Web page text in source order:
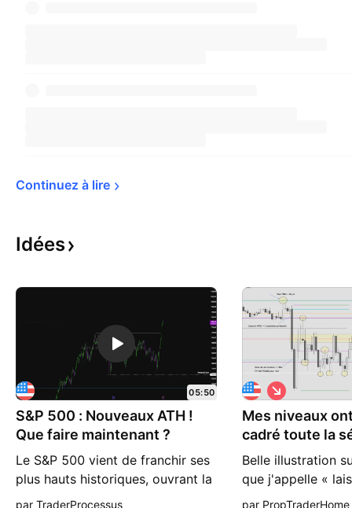
Continuez à lire
Idées
S&P 500 : Nouveaux ATH !
Que faire maintenant ?
Le S&P 500 vient de franchir ses
plus hauts historiques, ouvrant la
porte à de nouveaux scénarios
05:50
par TraderProcessus
Mes niveaux
cadré toute la
500
Belle illustration
que j'appelle «
venir à mes
S
h
o
t
par PropTraderHome